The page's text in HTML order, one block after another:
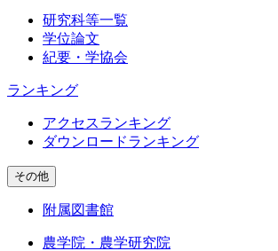
研究科等一覧
学位論文
紀要・学協会
ランキング
アクセスランキング
ダウンロードランキング
その他
附属図書館
農学院・農学研究院